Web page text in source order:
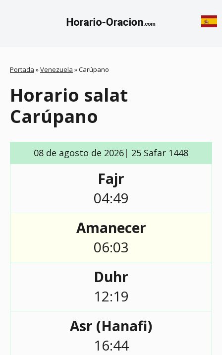
Portada »Venezuela »Carúpano
Horario salat
Carúpano
08 de agosto de 2026| 25 Safar 1448
Fajr
04:49
Amanecer
06:03
Duhr
12:19
Asr (Hanafi)
16:44